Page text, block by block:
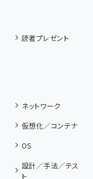
読者プレゼント
ネットワーク
仮想化／コンテナ
OS
設計／手法／テス
ト